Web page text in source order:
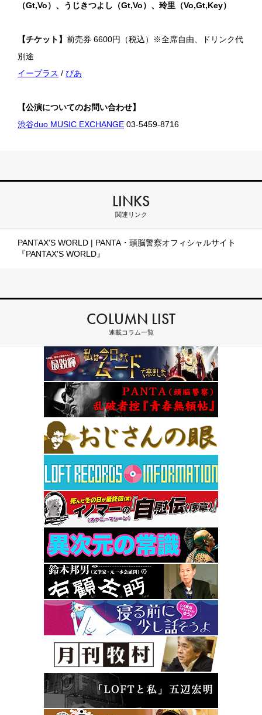
（Gt,Vo）、うじきつよし（Gt,Vo）、玲里（Vo,Gt,Key）
【チケット】 前売券 6600円（税込）※全席自由、ドリンク代
別途
イープラス / ぴあ
【公演についてのお問い合わせ】
渋谷duo MUSIC EXCHANGE 03-5459-8716
LINKS
関連リンク
PANTAX'S WORLD | PANTA・頭脳警察オフィシャルサイト
『PANTAX'S WORLD』
COLUMN LIST
連載コラム一覧